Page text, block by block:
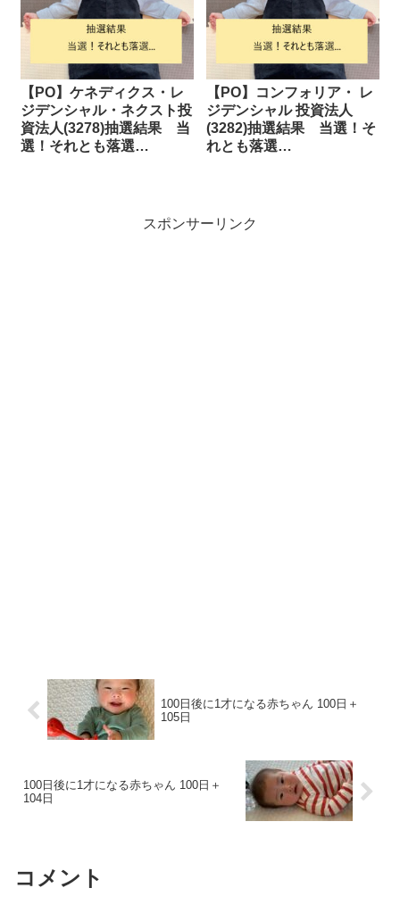
【PO】ケネディクス・レ
ジデンシャル・ネクスト投
資法人(3278)抽選結果 当
選！それとも落選…
【PO】コンフォリア・ レ
ジデンシャル 投資法人
(3282)抽選結果 当選！そ
れとも落選…
スポンサーリンク
100日後に1才になる赤ちゃん 100日＋
105日
100日後に1才になる赤ちゃん 100日＋
104日
コメント